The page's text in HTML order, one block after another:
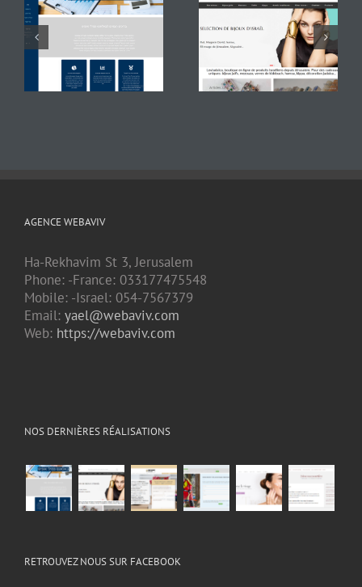
AGENCE WEBAVIV
Ha-Rekhavim St 3, Jerusalem
Phone: -France: 033177475548
Mobile: -Israel: 054-7567379
Email: yael@webaviv.com
Web: https://webaviv.com
NOS DERNIÈRES RÉALISATIONS
RETROUVEZ NOUS SUR FACEBOOK